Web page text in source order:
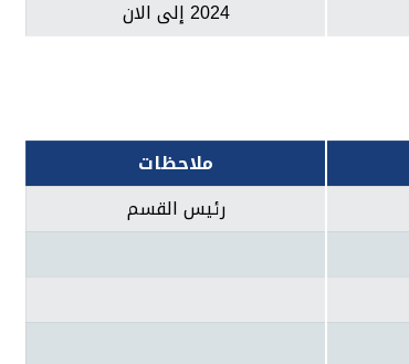
2024 إلى الان
ملاحظات
رئيس القسم